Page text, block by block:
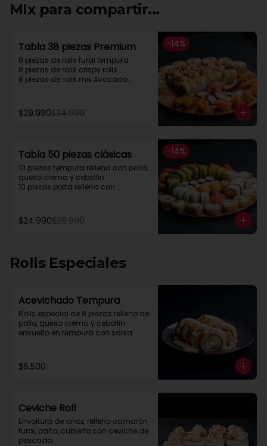
MIx para compartir...
-14%
Tabla 38 piezas Premium
8 piezas de rolls furai tempura
8 piezas de rolls crispy rolls
8 piezas de rolls mix Avocado
4 camarón apanados
$29.990$34.990
-14%
Tabla 50 piezas clásicas
10 piezas tempura rellena con pollo,
queso crema y cebollin
10 piezas palta rellena con
palta y cebollin
4 gyosas pollo y cerdo
$24.990$28.990
Rolls Especiales
Acevichado Tempura
Rolls especial de 8 piezas relleno de
pollo, queso crema y cebollin
envuelto en tempura con salsa
$6.500
Ceviche Roll
Envoltura de arroz, relleno camarón
furai, palta, cubierto con ceviche de
pescado.